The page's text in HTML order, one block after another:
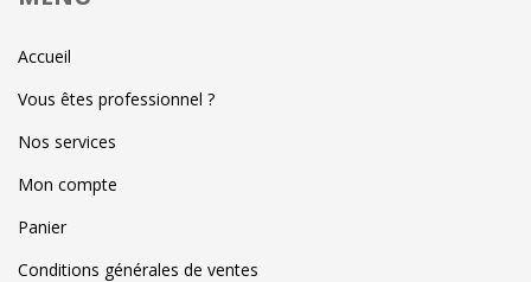
Accueil
Vous êtes professionnel ?
Nos services
Mon compte
Panier
Conditions générales de ventes